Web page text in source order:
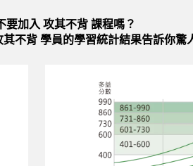
要加入 攻其不背 課程嗎？
不背 學員的學習統計結果告訴你驚